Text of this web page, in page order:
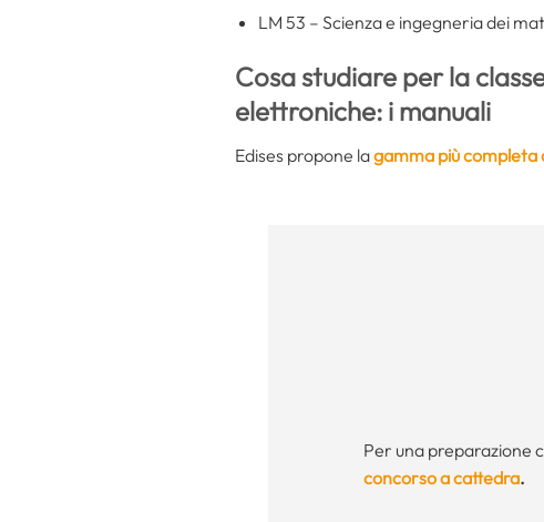
LM 53 – Scienza e ingegneria dei
Cosa studiare per la
elettroniche: i manuali
Edises propone lagamma più completa
Per una preparazione
concorso a cattedra.